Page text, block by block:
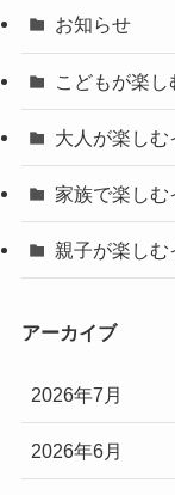
お知らせ
こどもが楽し
大人が楽しむ
家族で楽しむ
親子が楽しむ
アーカイブ
2026年7月
2026年6月